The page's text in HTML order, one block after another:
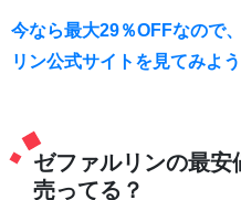
今なら最大29％OFFなので
リン公式サイトを見てみよう
ゼファルリンの最
売ってる？